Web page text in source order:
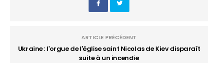
ARTICLE PRÉCÉDENT
Ukraine : l'orgue de l'église saint Nicolas de Kiev disparaît
suite à un incendie